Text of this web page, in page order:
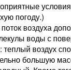
погоду.)
воздуха
воды с
воздух
большую